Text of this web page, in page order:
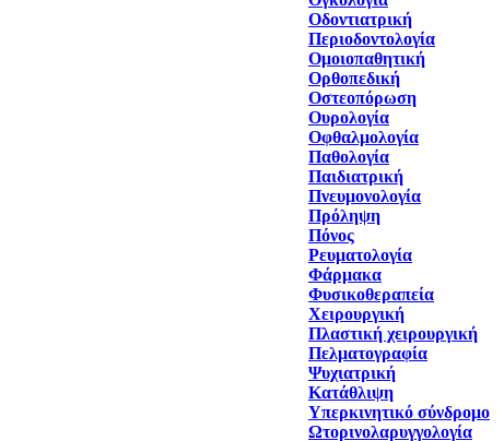
Οδοντιατρική
Περιοδοντολογία
Ομοιοπαθητική
Ορθοπεδική
Οστεοπόρωση
Ουρολογία
Οφθαλμολογία
Παθολογία
Παιδιατρική
Πνευμονολογία
Πρόληψη
Πόνος
Ρευματολογία
Φάρμακα
Φυσικοθεραπεία
Χειρουργική
Πλαστική χειρουργική
Πελματογραφία
Ψυχιατρική
Κατάθλιψη
Υπερκινητικό σύνδρομο
Ωτορινολαρυγγολογία